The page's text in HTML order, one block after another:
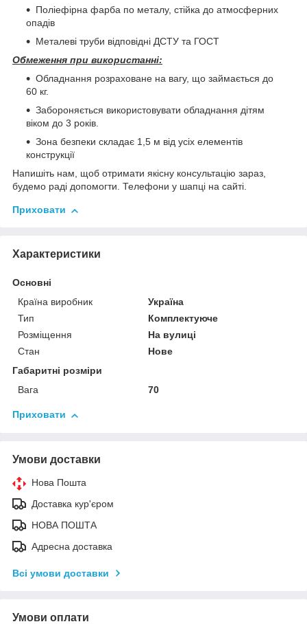
Поліефірна фарба по металу, стійка до атмосферних
опадів
Металеві труби відповідні ДСТУ та ГОСТ
Обмеження при використанні:
Обладнання розраховане на вагу, що займається до
60 кг.
Забороняється використовувати обладнання дітям
віком до 3 років.
Зона безпеки складає 1,5 м від усіх елементів
конструкції
Напишіть нам, щоб отримати якісну консультацію зараз,
будемо раді допомогти. Телефони у шапці на сайті.
Приховати
Характеристики
Основні
Країна виробник
Україна
Тип
Комплектуюче
Розміщення
На вулиці
Стан
Нове
Габаритні розміри
Вага
70
Приховати
Умови доставки
Нова Пошта
Доставка кур'єром
НОВА ПОШТА
Адресна доставка
Всі умови доставки
Умови оплати